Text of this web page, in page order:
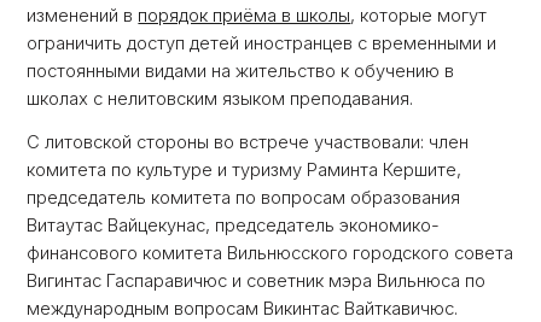
изменений в порядок приёма в школы, которые могут
ограничить доступ детей иностранцев с временными и
постоянными видами на жительство к обучению в
школах с нелитовским языком преподавания.
С литовской стороны во встрече участвовали: член
комитета по культуре и туризму Раминта Кершите,
председатель комитета по вопросам образования
Витаутас Вайцекунас, председатель экономико-
финансового комитета Вильнюсского городского совета
Вигинтас Гаспаравичюс и советник мэра Вильнюса по
международным вопросам Викинтас Вайткавичюс.